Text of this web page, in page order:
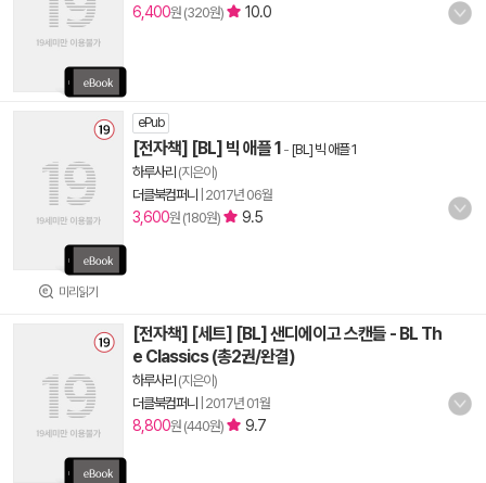
6,400원 (320원) 10.0
미리읽기
ePub
[전자책] [BL] 빅 애플 1 - [BL] 빅 애플 1
하루사리 (지은이)
더클북컴퍼니
2017년 06월
3,600원 (180원) 9.5
[전자책] [세트] [BL] 샌디에이고 스캔들 - BL Th
e Classics (총2권/완결)
하루사리 (지은이)
더클북컴퍼니
2017년 01월
8,800원 (440원) 9.7